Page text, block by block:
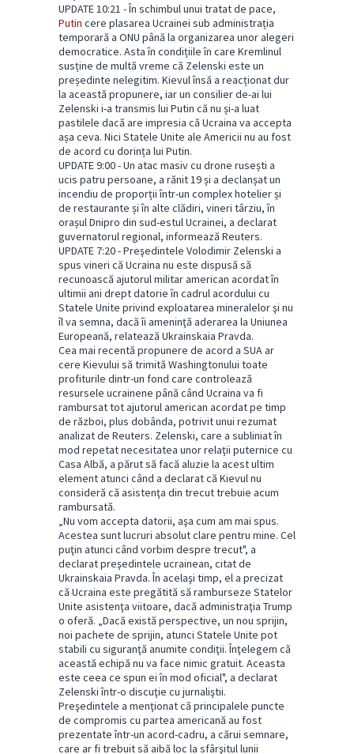
UPDATE 10:21 - În schimbul unui tratat de pace,
Putin cere plasarea Ucrainei sub administrația
temporară a ONU până la organizarea unor alegeri
democratice. Asta în condițiile în care Kremlinul
susține de multă vreme că Zelenski este un
președinte nelegitim. Kievul însă a reacționat dur
la această propunere, iar un consilier de-ai lui
Zelenski i-a transmis lui Putin că nu și-a luat
pastilele dacă are impresia că Ucraina va accepta
așa ceva. Nici Statele Unite ale Americii nu au fost
de acord cu dorința lui Putin.
UPDATE 9:00 - Un atac masiv cu drone rusești a
ucis patru persoane, a rănit 19 și a declanșat un
incendiu de proporții într-un complex hotelier și
de restaurante și în alte clădiri, vineri târziu, în
orașul Dnipro din sud-estul Ucrainei, a declarat
guvernatorul regional, informează Reuters.
UPDATE 7:20 - Preşedintele Volodimir Zelenski a
spus vineri că Ucraina nu este dispusă să
recunoască ajutorul militar american acordat în
ultimii ani drept datorie în cadrul acordului cu
Statele Unite privind exploatarea mineralelor şi nu
îl va semna, dacă îi ameninţă aderarea la Uniunea
Europeană, relatează Ukrainskaia Pravda.
Cea mai recentă propunere de acord a SUA ar
cere Kievului să trimită Washingtonului toate
profiturile dintr-un fond care controlează
resursele ucrainene până când Ucraina va fi
rambursat tot ajutorul american acordat pe timp
de război, plus dobânda, potrivit unui rezumat
analizat de Reuters. Zelenski, care a subliniat în
mod repetat necesitatea unor relaţii puternice cu
Casa Albă, a părut să facă aluzie la acest ultim
element atunci când a declarat că Kievul nu
consideră că asistenţa din trecut trebuie acum
rambursată.
„Nu vom accepta datorii, aşa cum am mai spus.
Acestea sunt lucruri absolut clare pentru mine. Cel
puţin atunci când vorbim despre trecut", a
declarat preşedintele ucrainean, citat de
Ukrainskaia Pravda. În acelaşi timp, el a precizat
că Ucraina este pregătită să ramburseze Statelor
Unite asistenţa viitoare, dacă administraţia Trump
o oferă. „Dacă există perspective, un nou sprijin,
noi pachete de sprijin, atunci Statele Unite pot
stabili cu siguranţă anumite condiţii. Înţelegem că
această echipă nu va face nimic gratuit. Aceasta
este ceea ce spun ei în mod oficial", a declarat
Zelenski într-o discuţie cu jurnaliştii.
Preşedintele a menţionat că principalele puncte
de compromis cu partea americană au fost
prezentate într-un acord-cadru, a cărui semnare,
care ar fi trebuit să aibă loc la sfârşitul lunii